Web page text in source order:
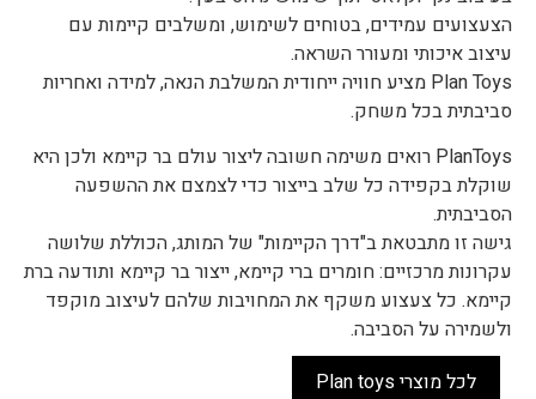
הצעצועים עמידים, בטוחים לשימוש, ומשלבים קיימות עם
עיצוב איכותי ומעורר השראה.
Plan Toys מציע חוויה ייחודית המשלבת הנאה, למידה ואחריות
סביבתית בכל משחק.
PlanToys רואים משימה חשובה ליצור עולם בר קיימא ולכן היא
שוקלת בקפידה כל שלב בייצור כדי לצמצם את ההשפעה
הסביבתית.
גישה זו מתבטאת ב"דרך הקיימות" של המותג, הכוללת שלושה
עקרונות מרכזיים: חומרים ברי קיימא, ייצור בר קיימא ותודעה ברת
קיימא. כל צעצוע משקף את המחויבות שלהם לעיצוב מוקפד
ולשמירה על הסביבה.
לכל מוצרי Plan toys